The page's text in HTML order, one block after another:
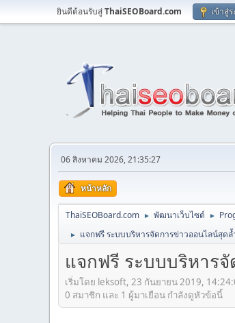
ยินดีต้อนรับสู่ThaiSEOBoard.com เข้าสู่
06 สิงหาคม 2026, 21:35:27
หน้าหลัก
ThaiSEOBoard.com ► พัฒนาเว็บไซต์ ►
► แจกฟรี ระบบบริหารจัดการข่าวออนไลน์สุด
แจกฟรี ระบบบริหาร
เริ่มโดย leksoft, 23 กันยายน 2019,
0 สมาชิก และ 1 ผู้มาเยือน กำลังดูหัวข้อนี้